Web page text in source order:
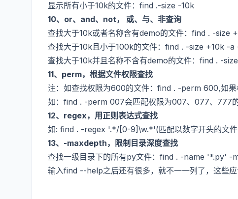
显示所有小于10k的文件：find .-size -10k
10、or、and、not， 或、与、非查询
查找大于10k或者名称含有demo的文件：find . -
查找大于10k且小于100k的文件：find . -size +10k -
查找大于10k并且名称不含有demo的文件：find . -
11、perm，根据文件权限查找
注：如查找权限为600的文件：find . -perm 600,如果
如：find . -perm 007会匹配权限为007、077、777
12、regex，用正则表达式查找
如: find . -regex '.*/[0-9]\w.*'(匹配以数字开头的文
13、-maxdepth，限制目录深度查找
查找一级目录下的所有py文件：find . -name '*.py' -
输入find --help之后还有很多，就不一一列了，这些